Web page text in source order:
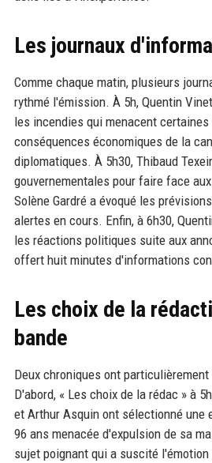
Les journaux
Comme chaque matin, plusieurs
rythmé l'émission. À 5h, Quentin
les incendies qui menacent certaines
conséquences économiques de la
diplomatiques. À 5h30, Thibaud
gouvernementales pour faire face
Solène Gardré a évoqué les
alertes en cours. Enfin, à 6h30,
les réactions politiques suite aux
offert huit minutes d'informations
Les choix de la
bande
Deux chroniques ont
D'abord, « Les choix de la rédac » à
et Arthur Asquin ont sélectionné une
96 ans menacée d'expulsion de sa
sujet poignant qui a suscité